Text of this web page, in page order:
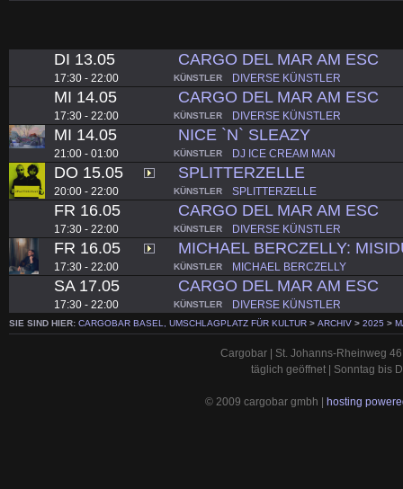
DI 13.05
17:30 - 22:00
CARGO DEL MAR AM ESC
KÜNSTLER DIVERSE KÜNSTLER
MI 14.05
17:30 - 22:00
CARGO DEL MAR AM ESC
KÜNSTLER DIVERSE KÜNSTLER
MI 14.05
21:00 - 01:00
NICE `N` SLEAZY
KÜNSTLER DJ ICE CREAM MAN
DO 15.05
20:00 - 22:00
SPLITTERZELLE
KÜNSTLER SPLITTERZELLE
FR 16.05
17:30 - 22:00
CARGO DEL MAR AM ESC
KÜNSTLER DIVERSE KÜNSTLER
FR 16.05
17:30 - 22:00
MICHAEL BERCZELLY:
KÜNSTLER MICHAEL BERCZELLY
SA 17.05
17:30 - 22:00
CARGO DEL MAR AM ESC
KÜNSTLER DIVERSE KÜNSTLER
SIE SIND HIER: CARGOBAR BASEL, UMSCHLAGPLATZ FÜR KULTUR > ARCHIV > 2025 >
Cargobar | St. Johanns-Rheinweg
täglich geöffnet | Sonntag bis
© 2009 cargobar gmbh | hosting